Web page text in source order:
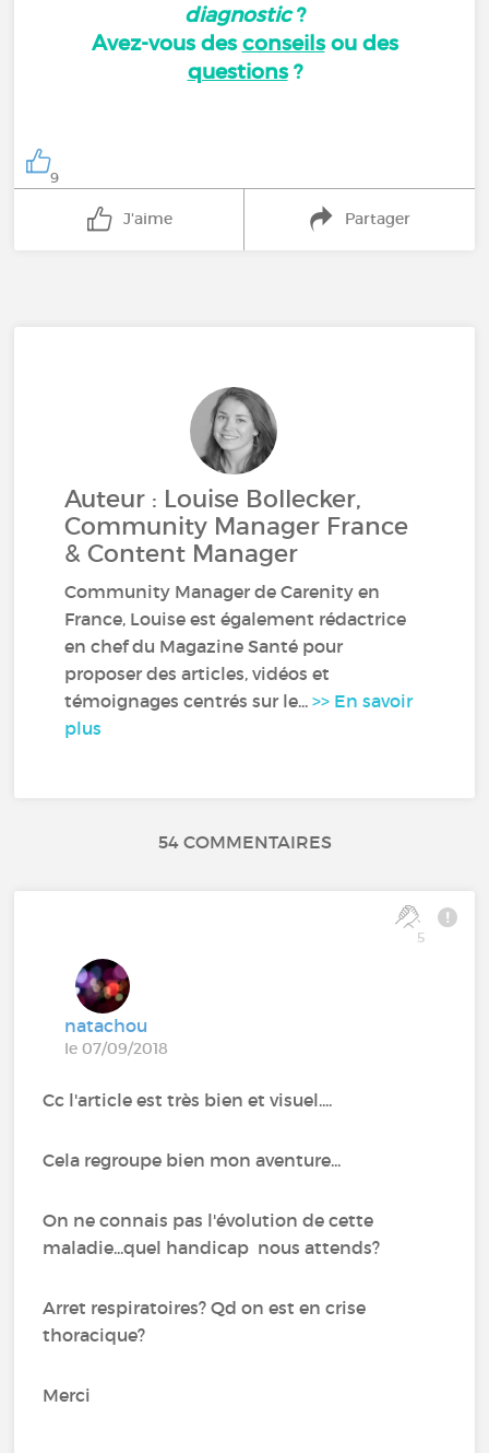
diagnostic ?
Avez-vous des conseilsou des
questions?
9
J'aime Partager
Auteur : Louise Bollecker,
Community Manager France
& Content Manager
Community Manager de Carenity en
France, Louise est également rédactrice
en chef du Magazine Santé pour
proposer des articles, vidéos et
témoignages centrés sur le...>> En savoir
plus
54 COMMENTAIRES
5
natachou
le 07/09/2018
Cc l'article est très bien et visuel....
Cela regroupe bien mon aventure...
On ne connais pas l'évolution de cette
maladie...quel handicap nous attends?
Arret respiratoires? Qd on est en crise
thoracique?
Merci